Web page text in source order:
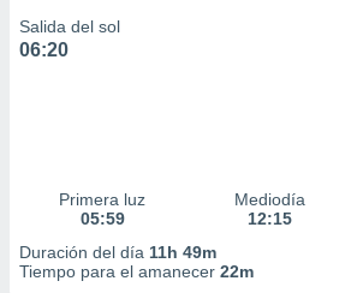
Salida del sol
06:20
Primera luz
05:59
Mediodía
12:15
Duración del día 11h 49m
Tiempo para el amanecer 22m